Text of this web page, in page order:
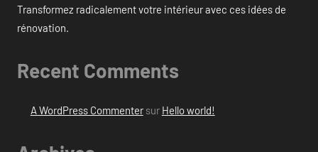
Transformez radicalement votre intérieur avec ces idées de
rénovation.
Recent Comments
A WordPress Commentersur Hello world!